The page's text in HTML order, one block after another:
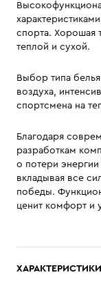
спорта. Хорошая
теплой и сухой.
Выбор типа
воздуха,
спортсмена на
Благодаря
разработкам
о потери
вкладывая все
победы.
ценит комфорт и
ХАРАКТЕРИСТИКИ